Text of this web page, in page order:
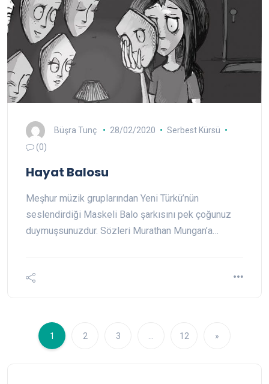
Büşra Tunç 28/02/2020
Serbest Kürsü
(0)
Hayat Balosu
Meşhur müzik gruplarından Yeni Türkü’nün
seslendirdiği Maskeli Balo şarkısını pek çoğunuz
duymuşsunuzdur. Sözleri Murathan Mungan’a…
1 2 3 12 »